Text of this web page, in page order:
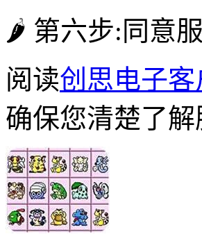
🌶 第六步:同意
阅读创思电子客
确保您清楚了